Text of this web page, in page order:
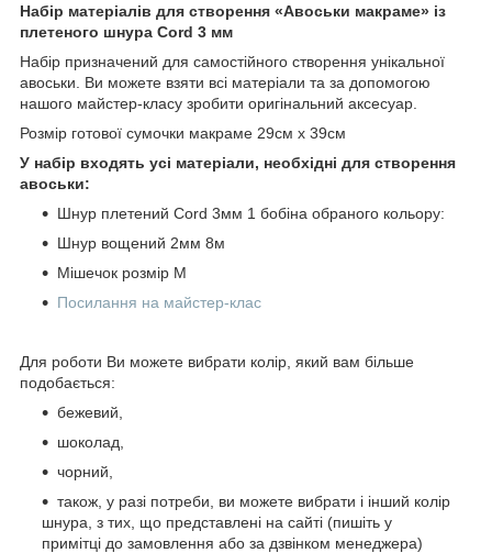
Набір матеріалів для створення «Авоськи макраме» із
плетеного шнура Cord 3 мм
Набір призначений для самостійного створення унікальної
авоськи. Ви можете взяти всі матеріали та за допомогою
нашого майстер-класу зробити оригінальний аксесуар.
Розмір готової сумочки макраме 29см х 39см
У набір входять усі матеріали, необхідні для створення
авоськи:
Шнур плетений Cord 3мм 1 бобіна обраного кольору:
Шнур вощений 2мм 8м
Мішечок розмір М
Посилання на майстер-клас
Для роботи Ви можете вибрати колір, який вам більше
подобається:
бежевий,
шоколад,
чорний,
також, у разі потреби, ви можете вибрати і інший колір
шнура, з тих, що представлені на сайті (пишіть у
примітці до замовлення або за дзвінком менеджера)